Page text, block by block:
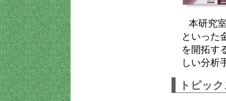
本研究
といった
を開拓す
しい分析
トピッ